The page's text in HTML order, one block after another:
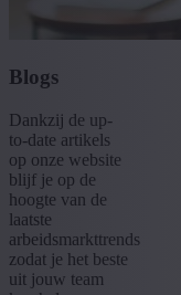
Blogs
Dankzij de up-
to-date artikels
op onze website
blijf je op de
hoogte van de
laatste
arbeidsmarkttrends
zodat je het beste
uit jouw team